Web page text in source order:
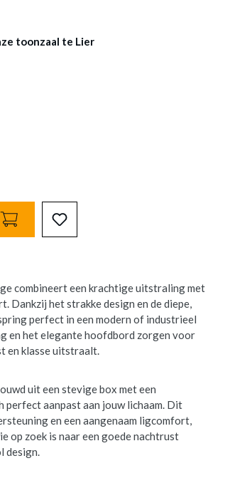
toonzaal te Lier
combineert een krachtige uitstraling met
Dankzij het strakke design en de diepe,
perfect in een modern of industrieel
en het elegante hoofdbord zorgen voor
en klasse uitstraalt.
uit een stevige box met een
perfect aanpast aan jouw lichaam. Dit
en een aangenaam ligcomfort,
op zoek is naar een goede nachtrust
design.